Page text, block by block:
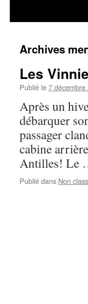
Archives
Les
Publié le7 décembre
Après un
débarquer
passager
cabine
Antilles! Le
Publié dans Non